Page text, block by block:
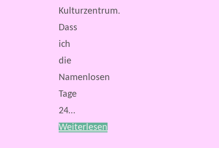
Kulturzentrum.
Dass
ich
die
Namenlosen
Tage
24…
Weiterlesen